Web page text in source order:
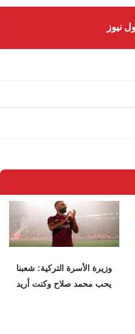
نيوز
وزيرة الأسرة التركية: شعبنا
يحب محمد صلاح وكنت أريد